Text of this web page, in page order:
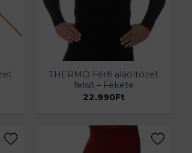
THERMO Férfi aláöltözet
felső – Fekete
22.990Ft